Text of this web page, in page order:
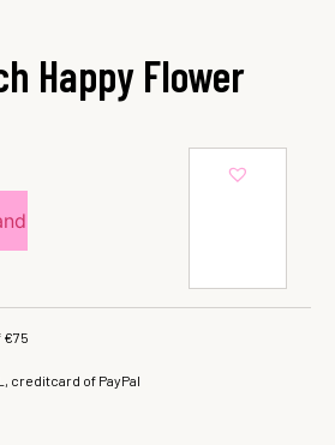
Happy Flower
€75
creditcard of PayPal